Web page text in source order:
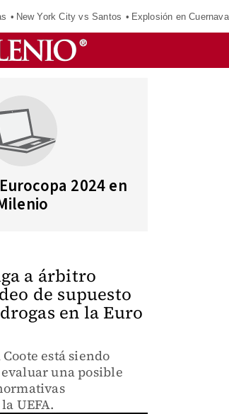
New York City vs Santos Explosión en
2024 en
a árbitro
de supuesto
en la Euro
está siendo
una posible
UEFA.